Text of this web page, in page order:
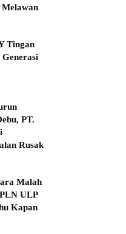
Tingan
PT.
Rusak
Malah
ULP
Kapan